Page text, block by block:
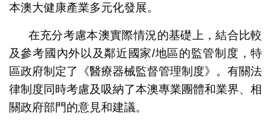
本澳大健康產業多元化發展。
在充分考慮本澳實際情況的基礎上，結合比較
及參考國內外以及鄰近國家/地區的監管制度，特
區政府制定了《醫療器械監督管理制度》。有關法
律制度同時考慮及吸納了本澳專業團體和業界、相
關政府部門的意見和建議。